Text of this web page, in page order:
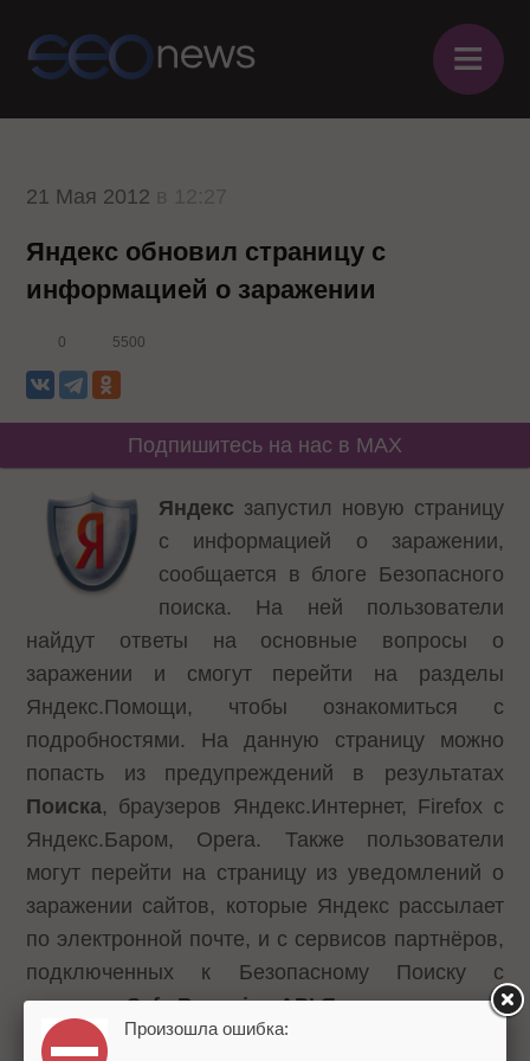
≡
21 Мая 2012
Яндекс обновил страницу с
информацией о заражении
0 5500
Подпишитесь на нас в MAX
Яндекс запустил новую страницу
с информацией о заражении,
сообщается в блоге Безопасного
поиска. На ней пользователи
найдут ответы на основные вопросы о
заражении и смогут перейти на разделы
Яндекс.Помощи, чтобы ознакомиться с
подробностями. На данную страницу можно
попасть из предупреждений в результатах
Поиска, браузеров Яндекс.Интернет, Firefox с
Яндекс.Баром, Opera. Также пользователи
могут перейти на страницу из уведомлений о
заражении сайтов, которые Яндекс рассылает
по электронной почте, и с сервисов партнёров,
подключенных к Безопасному Поиску с
помощьюSafe Browsing API Яндекса.
Произошла ошибка: